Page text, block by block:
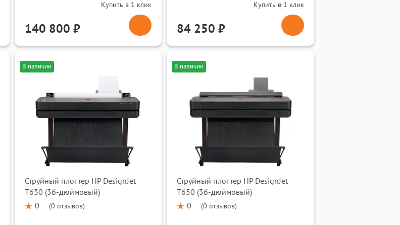
Купить в 1 клик
140 800 ₽
Купить в 1 клик
84 250 ₽
В наличии
Струйный плоттер HP DesignJet
T630 (36-дюймовый)
0
(0 отзывов)
В наличии
Струйный плоттер HP DesignJet
T650 (36-дюймовый)
0
(0 отзывов)